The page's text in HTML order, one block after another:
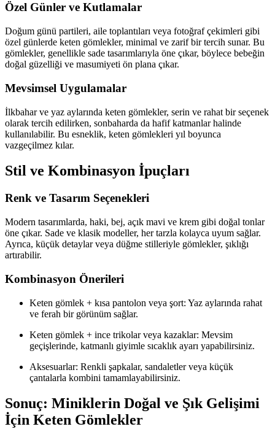
Özel Günler ve Kutlamalar
Doğum günü partileri, aile toplantıları veya fotoğraf çekimleri gibi
özel günlerde keten gömlekler, minimal ve zarif bir tercih sunar. Bu
gömlekler, genellikle sade tasarımlarıyla öne çıkar, böylece bebeğin
doğal güzelliği ve masumiyeti ön plana çıkar.
Mevsimsel Uygulamalar
İlkbahar ve yaz aylarında keten gömlekler, serin ve rahat bir seçenek
olarak tercih edilirken, sonbaharda da hafif katmanlar halinde
kullanılabilir. Bu esneklik, keten gömlekleri yıl boyunca
vazgeçilmez kılar.
Stil ve Kombinasyon İpuçları
Renk ve Tasarım Seçenekleri
Modern tasarımlarda, haki, bej, açık mavi ve krem gibi doğal tonlar
öne çıkar. Sade ve klasik modeller, her tarzla kolayca uyum sağlar.
Ayrıca, küçük detaylar veya düğme stilleriyle gömlekler, şıklığı
artırabilir.
Kombinasyon Önerileri
Keten gömlek + kısa pantolon veya şort: Yaz aylarında rahat
ve ferah bir görünüm sağlar.
Keten gömlek + ince trikolar veya kazaklar: Mevsim
geçişlerinde, katmanlı giyimle sıcaklık ayarı yapabilirsiniz.
Aksesuarlar: Renkli şapkalar, sandaletler veya küçük
çantalarla kombini tamamlayabilirsiniz.
Sonuç: Miniklerin Doğal ve Şık Gelişimi
İçin Keten Gömlekler